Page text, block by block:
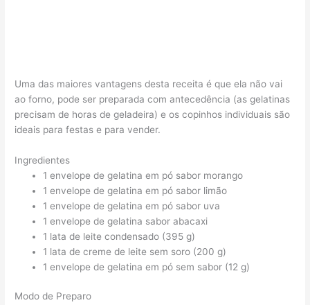
Uma das maiores vantagens desta receita é que ela não vai
ao forno, pode ser preparada com antecedência (as gelatinas
precisam de horas de geladeira) e os copinhos individuais são
ideais para festas e para vender.
Ingredientes
1 envelope de gelatina em pó sabor morango
1 envelope de gelatina em pó sabor limão
1 envelope de gelatina em pó sabor uva
1 envelope de gelatina sabor abacaxi
1 lata de leite condensado (395 g)
1 lata de creme de leite sem soro (200 g)
1 envelope de gelatina em pó sem sabor (12 g)
Modo de Preparo